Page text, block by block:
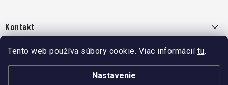
Tento web používa súbory cookie. Viac informácií tu.
Nastavenie
pKontakt
info @ kcshop.sk
+421 918 725 111
Kategórie